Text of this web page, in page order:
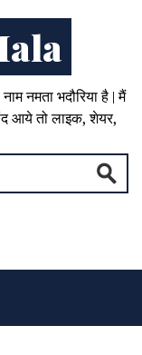
नमता भदौरिया है | मैं
आये तो लाइक, शेयर,